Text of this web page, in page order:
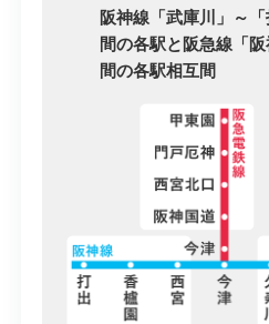
阪神線「武庫川」～「
間の各駅と阪急線「
間の各駅相互間